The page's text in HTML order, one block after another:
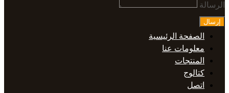
الرسالة
إرسال
الصفحة الرئيسية
معلومات عنا
المنتجات
كتالوج
اتصل